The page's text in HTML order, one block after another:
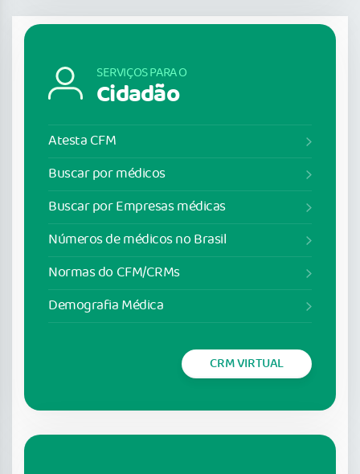
SERVIÇOS PARA O
Cidadão
Atesta CFM
Buscar por médicos
Buscar por Empresas médicas
Números de médicos no Brasil
Normas do CFM/CRMs
Demografia Médica
CRM VIRTUAL